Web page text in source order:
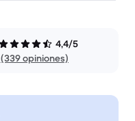
4,4/5
(339 opiniones)